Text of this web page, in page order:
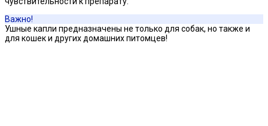
Важно!
Ушные капли предназначены не только для собак, но также и
для кошек и других домашних питомцев!